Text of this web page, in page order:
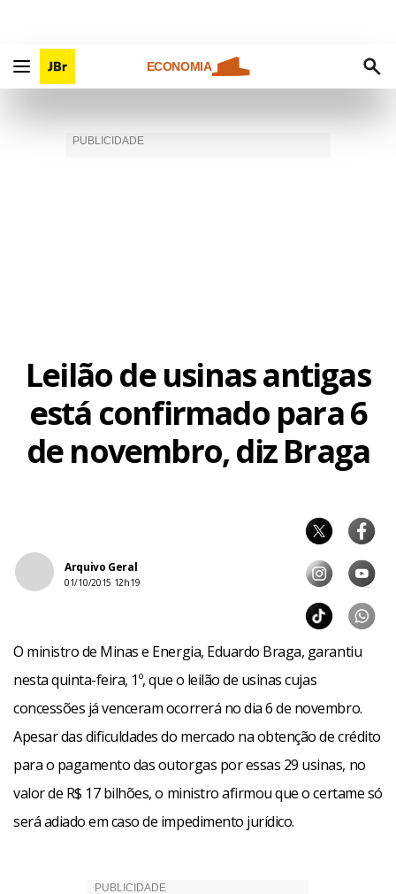
ECONOMIA
Leilão de usinas antigas
está confirmado para 6
de novembro, diz Braga
Arquivo Geral
01/10/2015 12h19
O ministro de Minas e Energia, Eduardo Braga, garantiu
nesta quinta-feira, 1º, que o leilão de usinas cujas
concessões já venceram ocorrerá no dia 6 de novembro.
Apesar das dificuldades do mercado na obtenção de crédito
para o pagamento das outorgas por essas 29 usinas, no
valor de R$ 17 bilhões, o ministro afirmou que o certame só
será adiado em caso de impedimento jurídico.